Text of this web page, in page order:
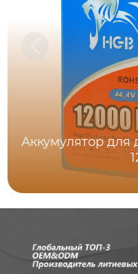
Аккумулятор для